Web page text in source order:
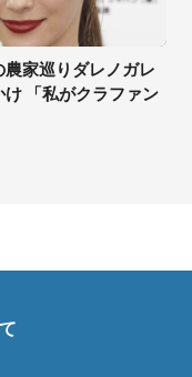
家巡りダレノガレ
け 「私がクラファン